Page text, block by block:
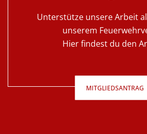
Unterstütze unsere Arbeit
unserem
Hier findest du den
MITGLIEDSANTRAG